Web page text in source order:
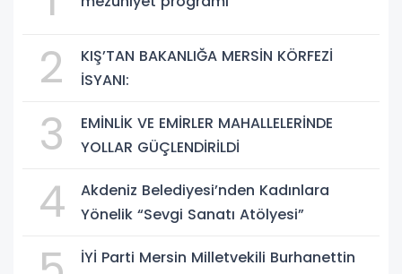
2
KIŞ’TAN BAKANLIĞA MERSİN KÖRFEZİ
İSYANI:
3
EMİNLİK VE EMİRLER MAHALLELERİNDE
YOLLAR GÜÇLENDİRİLDİ
4
Akdeniz Belediyesi’nden Kadınlara
Yönelik “Sevgi Sanatı Atölyesi”
İYİ Parti Mersin Milletvekili Burhanettin